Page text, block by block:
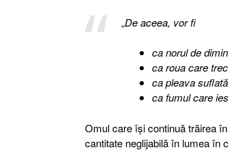
„De aceea, vor fi
ca norul de
ca roua care
ca pleava
ca fumul care
Omul care îşi continuă trăirea
cantitate neglijabilă în lumea în